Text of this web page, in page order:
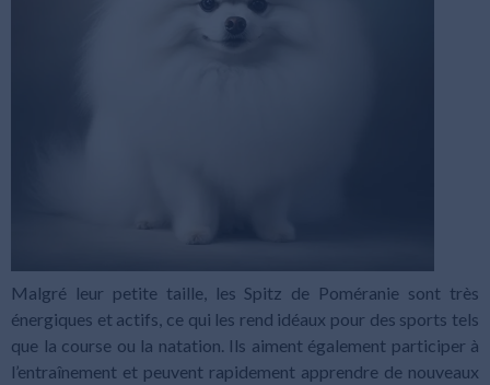
Malgré leur petite taille, les Spitz de Poméranie sont très
énergiques et actifs, ce qui les rend idéaux pour des sports tels
que la course ou la natation. Ils aiment également participer à
l’entraînement et peuvent rapidement apprendre de nouveaux